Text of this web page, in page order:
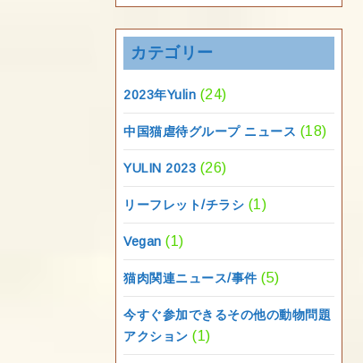
カテゴリー
2023年Yulin (24)
中国猫虐待グループ ニュース (18)
YULIN 2023 (26)
リーフレット/チラシ (1)
Vegan (1)
猫肉関連ニュース/事件 (5)
今すぐ参加できるその他の動物問題
アクション (1)